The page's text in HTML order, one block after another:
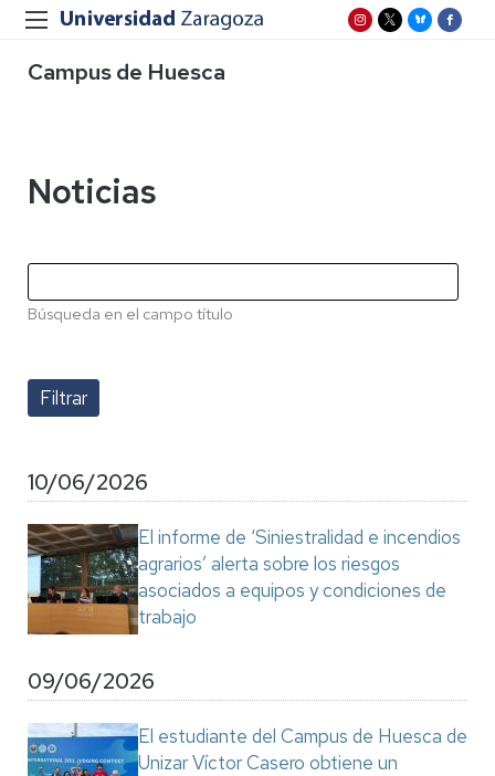
Campus de Huesca
Noticias
Búsqueda en el campo título
10/06/2026
El informe de ‘Siniestralidad e incendios
agrarios’ alerta sobre los riesgos
asociados a equipos y condiciones de
trabajo
09/06/2026
El estudiante del Campus de Huesca de
Unizar Víctor Casero obtiene un